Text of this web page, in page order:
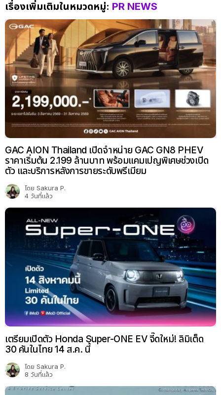
เรื่องเพิ่มเติมในหมวดหมู่: PR NEWS
GAC AION Thailand เปิดจำหน่าย GAC GN8 PHEV
ราคาเริ่มต้น 2.199 ล้านบาท พร้อมแคมเปญพิเศษช่วงเปิด
ตัว และบริการหลังการขายระดับพรีเมียม
โดย Sakura P.
4 วันที่แล้ว
เตรียมเปิดตัว Honda Super-ONE EV จี๊ดใหม่! ลิมิเต็ด
30 คันในไทย 14 ส.ค. นี้
โดย Sakura P.
8 วันที่แล้ว